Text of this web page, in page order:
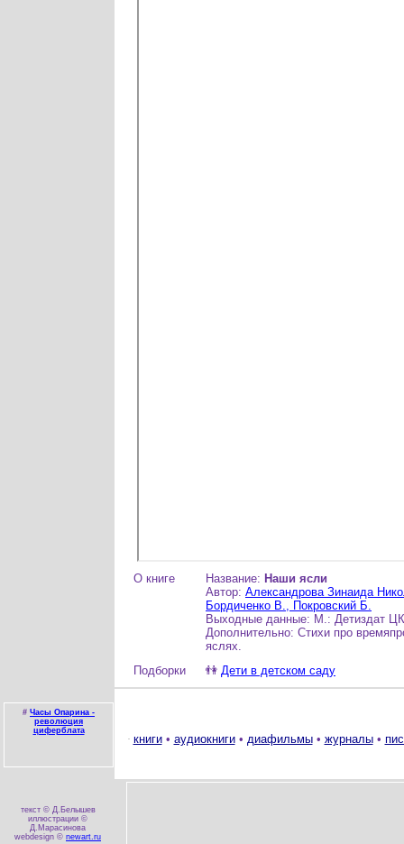
О книге Название: Наши ясли
Автор: Александрова Зинаида
Бордиченко В., Покровский Б.
Выходные данные: М.: Детиздат
Дополнительно: Стихи про
яслях.
Подборки
👫 Дети в детском саду
# Часы Опарина -
революция
циферблата
книги• аудиокниги• диафильмы• журналы•
текст © Д.Белышев
иллюстрации ©
Д.Марасинова
webdesign © newart.ru